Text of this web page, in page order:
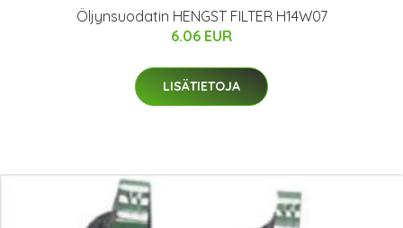
Öljynsuodatin HENGST FILTER H14W07
6.06 EUR
LISÄTIETOJA